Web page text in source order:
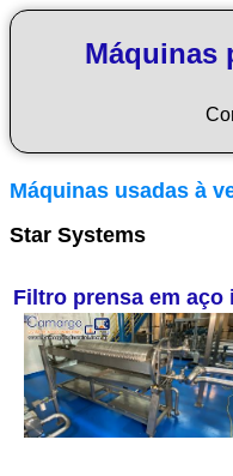
Máquinas
Máquinas usadas à
Star Systems
Filtro prensa em aço